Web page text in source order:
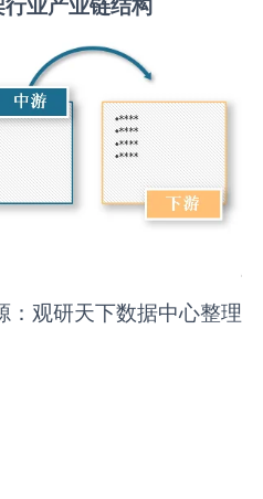
行业产业链结构
：观研天下数据中心整理